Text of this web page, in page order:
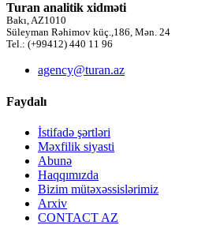
Turan analitik xidməti
Bakı, AZ1010
Süleyman Rəhimov küç.,186, Mən. 24
Tel.: (+99412) 440 11 96
agency@turan.az
Faydalı
İstifadə şərtləri
Məxfilik siyasti
Abunə
Haqqımızda
Bizim mütəxəssislərimiz
Arxiv
CONTACT AZ